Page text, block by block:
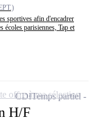
sportives afin d'encadrer
écoles parisiennes, Tap et
H/F
CDITemps partiel
offre à ma sélection